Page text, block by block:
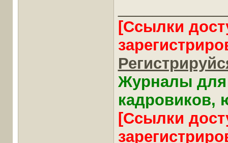
[Ссылки
Журналы для
кадровиков,
[Ссылки